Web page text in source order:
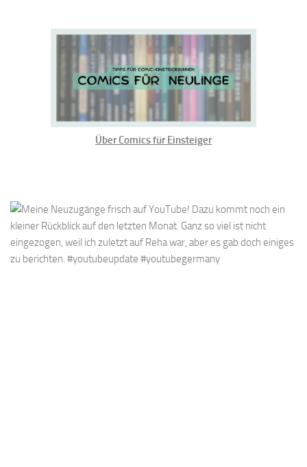
Über Comics für Einsteiger